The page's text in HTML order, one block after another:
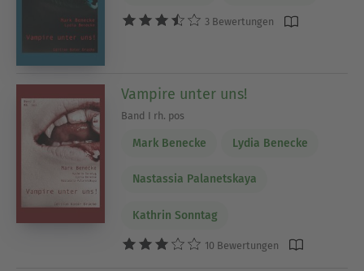
3 Bewertungen
Vampire unter uns!
Band I rh. pos
Mark Benecke Lydia Benecke
Nastassia Palanetskaya
Kathrin Sonntag
10 Bewertungen